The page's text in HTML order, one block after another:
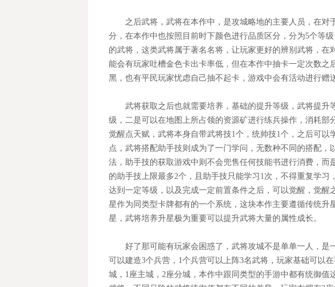
之后武将，武将在本作中，是攻城略地的主要人员，在对
分，在本作中也按照目前时下颜色进行品质区分，分为5个等
的武将，这类武将属于著名名将，让玩家更好的辨别武将，
能会有玩家吐槽金色卡出卡率低，但在本作中抽卡一定次数
黑，也有平民玩家忧虑自己抽不起卡，游戏中会有活动进行赠
武将获取之后也就需要培养，基础的提升等级，武将提
级，二是可以在地图上所占领的资源矿进行练兵操作，消耗部
觉醒点天赋，武将本身自带武将技1个，统帅技1个，之后可以
点，武将搭配助手技则成为了一门学问，无数种不同的搭配
法，助手技的获取游戏中则不会兜售任何技能书进行消费，
的助手技上限最多2个，且助手技只能学习1次，不得重复学
达到一定等级，以及完成一定前置条件之后，可以觉醒，觉
星作为同类型卡牌都有的一个系统，这块本作主要遵循传统升
星，武将培养升星极为重要可以提升武将大量的属性成长。
好了那可能有玩家会困惑了，武将攻城不是单单一人，
可以建造3个兵营，1个兵营可以上阵3名武将，玩家基础可以
城，1座主城，2座分城，本作中跟同类型的手游中都有统御